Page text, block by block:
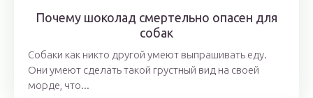
Почему шоколад смертельно опасен для
собак
Собаки как никто другой умеют выпрашивать еду.
Они умеют сделать такой грустный вид на своей
морде, что...